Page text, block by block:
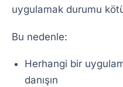
uygulamak durumu
Bu nedenle:
Herhangi bir
danışın